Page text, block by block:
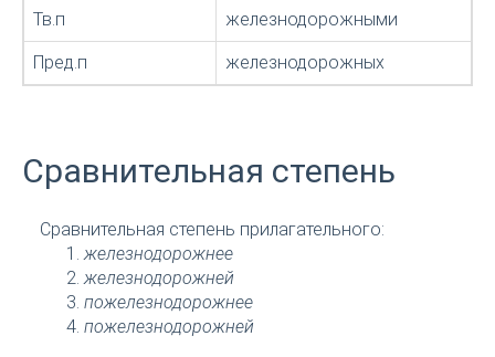
Тв.п железнодорожными
Пред.п железнодорожных
Сравнительная степень
Сравнительная степень прилагательного:
железнодорожнее
железнодорожней
пожелезнодорожнее
пожелезнодорожней